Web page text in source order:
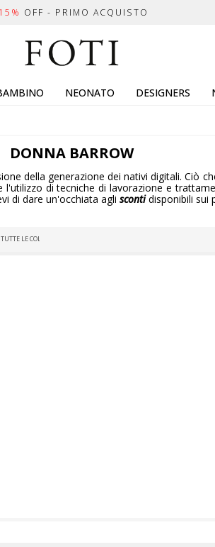
OFF - PRIMO ACQUISTO
NEONATO DESIGNERS
DONNABARROW
della generazione dei nativi digitali. Ciò
l'utilizzo di tecniche di lavorazione e
di dare un'occhiata agli scontidisponibili sui